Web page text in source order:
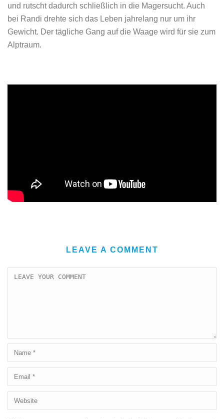
und rutscht dadurch schließlich in die Magersucht. Auch
bei Randi drehte sich das Leben jahrelang nur um ihr
Gewicht. Der tägliche Gang auf die Waage wird für sie zum
Alptraum.
LEAVE A COMMENT